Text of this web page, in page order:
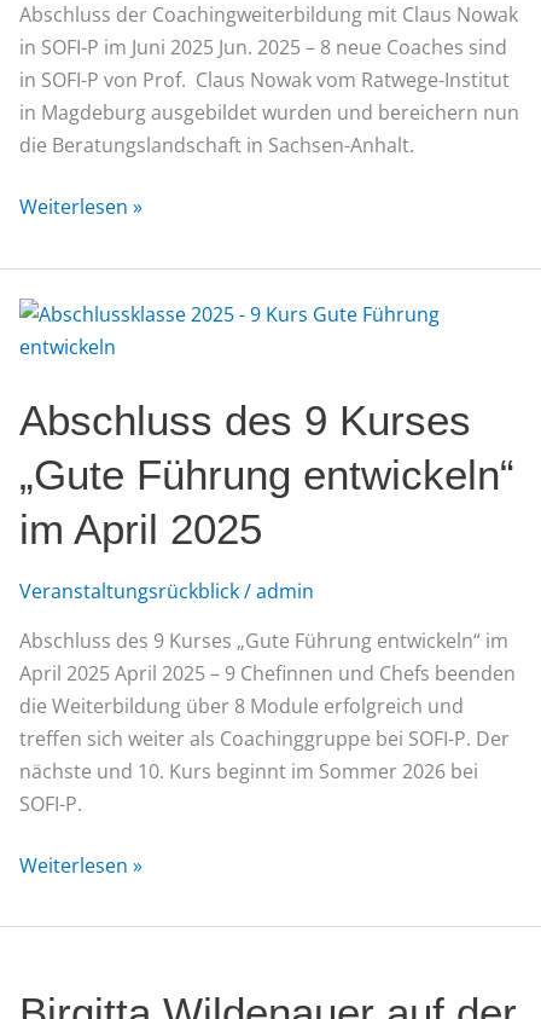
Abschluss der Coachingweiterbildung mit Claus Nowak
in SOFI-P im Juni 2025​ Jun. 2025 – 8 neue Coaches sind
in SOFI-P von Prof. Claus Nowak vom Ratwege-Institut
in Magdeburg ausgebildet wurden und bereichern nun
die Beratungslandschaft in Sachsen-Anhalt.
2025
Weiterlesen »
Abschluss des 9 Kurses
„Gute Führung entwickeln“
im April 2025
Veranstaltungsrückblick/admin
Abschluss des 9 Kurses „Gute Führung entwickeln“ im
April 2025 April 2025 – 9 Chefinnen und Chefs beenden
die Weiterbildung über 8 Module erfolgreich und
treffen sich weiter als Coachinggruppe bei SOFI-P. Der
nächste und 10. Kurs beginnt im Sommer 2026 bei
SOFI-P.
Abschluss
des
Kurses
„Gute
Führung
entwickeln“
im
2025
Weiterlesen »
Wildenauer